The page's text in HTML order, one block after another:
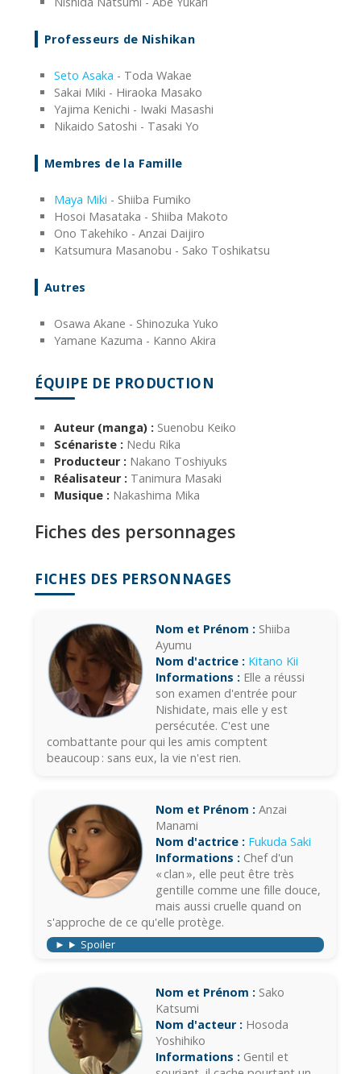
Professeurs de Nishikan
Seto Asaka - Toda Wakae
Sakai Miki - Hiraoka Masako
Yajima Kenichi - Iwaki Masashi
Nikaido Satoshi - Tasaki Yo
Membres de la Famille
Maya Miki - Shiiba Fumiko
Hosoi Masataka - Shiiba Makoto
Ono Takehiko - Anzai Daijiro
Katsumura Masanobu - Sako Toshikatsu
Autres
Osawa Akane - Shinozuka Yuko
Yamane Kazuma - Kanno Akira
ÉQUIPE DE PRODUCTION
Auteur (manga) : Suenobu Keiko
Scénariste : Nedu Rika
Producteur : Nakano Toshiyuks
Réalisateur : Tanimura Masaki
Musique : Nakashima Mika
Fiches des personnages
FICHES DES PERSONNAGES
Nom et Prénom : Shiiba
Ayumu
Nom d'actrice : Kitano Kii
Informations : Elle a réussi
son examen d'entrée pour
Nishidate, mais elle y est
persécutée. C'est une
combattante pour qui les amis comptent
beaucoup : sans eux, la vie n'est rien.
Nom et Prénom : Anzai
Manami
Nom d'actrice : Fukuda Saki
Informations : Chef d'un
« clan », elle peut être très
gentille comme une fille douce,
mais aussi cruelle quand on
s'approche de ce qu'elle protège.
Spoiler
Nom et Prénom : Sako
Katsumi
Nom d'acteur : Hosoda
Yoshihiko
Informations : Gentil et